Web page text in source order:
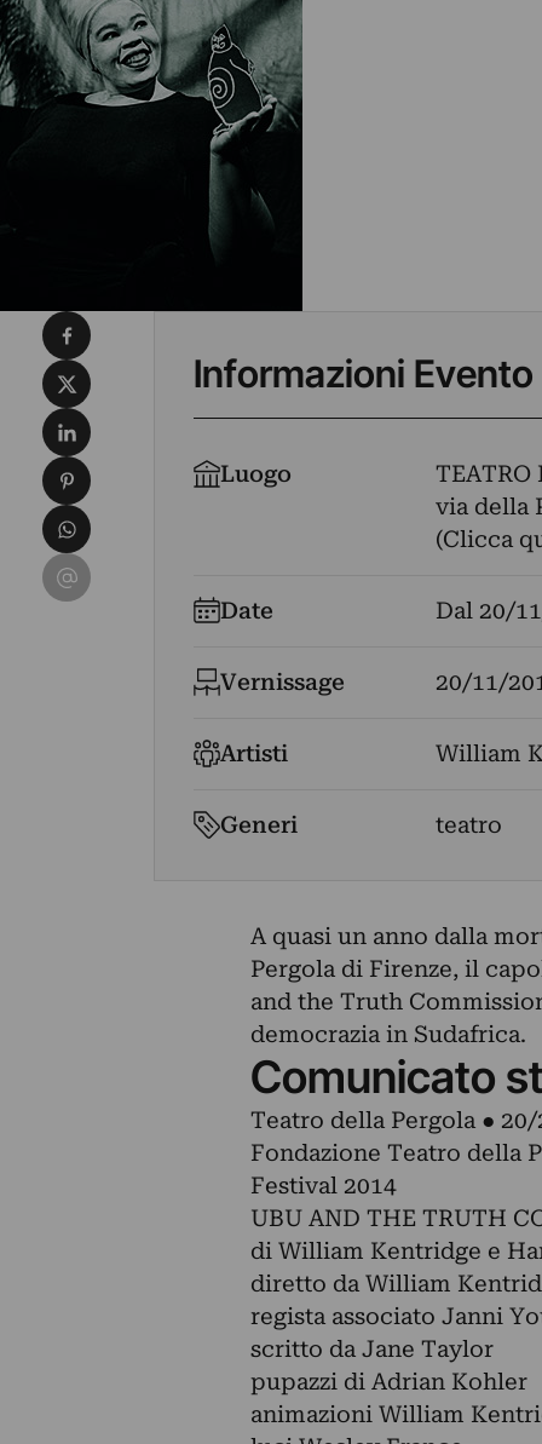
Informazioni Evento
Luogo
TEATRO
via della
(Clicca
Date Dal 20/
Vernissage 20/11/
Artisti William
Generi teatro
A quasi un anno dalla
Pergola di Firenze, il
and the Truth
democrazia in Sudafrica.
Comunicato
Teatro della Pergola ●
Fondazione Teatro della
Festival 2014
UBU AND THE TRUTH
di William Kentridge e
diretto da William
regista associato Janni
scritto da Jane Taylor
pupazzi di Adrian Kohler
animazioni William
Condividi su Facebook
Condividi su X
Condividi su LinkedIn
Condividi su Pinterest
Condividi su WhatsApp
Condividi su Email